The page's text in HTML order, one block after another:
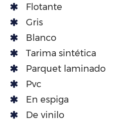
Flotante
Gris
Blanco
Tarima sintética
Parquet laminado
Pvc
En espiga
De vinilo